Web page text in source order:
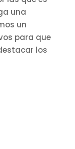
una
un
para que
los